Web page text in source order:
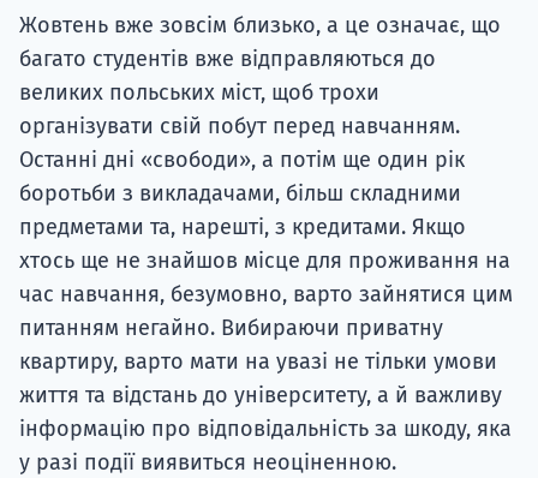
Жовтень вже зовсім близько, а це означає, що
багато студентів вже відправляються до
великих польських міст, щоб трохи
організувати свій побут перед навчанням.
Останні дні «свободи», а потім ще один рік
боротьби з викладачами, більш складними
предметами та, нарешті, з кредитами. Якщо
хтось ще не знайшов місце для проживання на
час навчання, безумовно, варто зайнятися цим
питанням негайно. Вибираючи приватну
квартиру, варто мати на увазі не тільки умови
життя та відстань до університету, а й важливу
інформацію про відповідальність за шкоду, яка
у разі події виявиться неоціненною.